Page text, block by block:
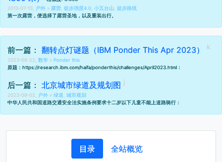
2013-07-13,
户外 » 露营 徒步强度4.0 小五台山
徒步路线
第一次露营，便选择了露营圣地，以及重装出行。
前一篇： 翻转点灯谜题（IBM Ponder This Apr 2023）
2023-08-22, 数学 » Ponder this
原题： https://research.ibm.com/haifa/ponderthis/challenges/April2023.html ：
后一篇： 北京城市绿道及规划图
2023-09-02, 户外 » 绿道
城市规划
中华人民共和国道路交通安全法实施条例要求十二岁以下儿童不能上道路骑行：
目录 全站概览